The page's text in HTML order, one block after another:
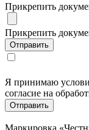
Прикрепить
Прикрепить
Я принимаю
согласие на
Маркировка